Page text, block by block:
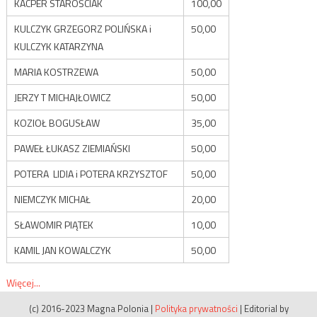
KACPER STAROŚCIAK
100,00
KULCZYK GRZEGORZ POLIŃSKA i
KULCZYK KATARZYNA
50,00
MARIA KOSTRZEWA
50,00
JERZY T MICHAJŁOWICZ
50,00
KOZIOŁ BOGUSŁAW
35,00
PAWEŁ ŁUKASZ ZIEMIAŃSKI
50,00
POTERA LIDIA i POTERA KRZYSZTOF
50,00
NIEMCZYK MICHAŁ
20,00
SŁAWOMIR PIĄTEK
10,00
KAMIL JAN KOWALCZYK
50,00
Więcej...
(c) 2016-2023 Magna Polonia | Polityka prywatności | Editorial by